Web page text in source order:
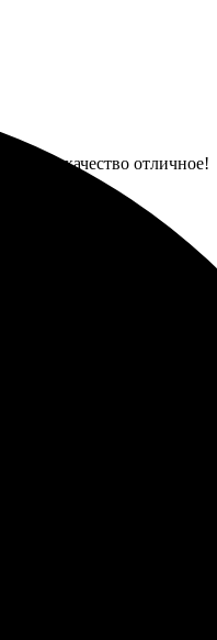
заказ, качество отличное!
Процесс оформления
Дали рекомендации по
уровне. Результат
меня поразил! Качество